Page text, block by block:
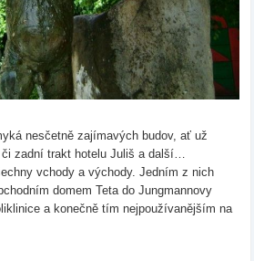
nesčetně zajímavých budov, ať už
či zadní trakt hotelu Juliš a další…
vchody a východy. Jedním z nich
domem Teta do Jungmannovy
a konečně tím nejpoužívanějším na